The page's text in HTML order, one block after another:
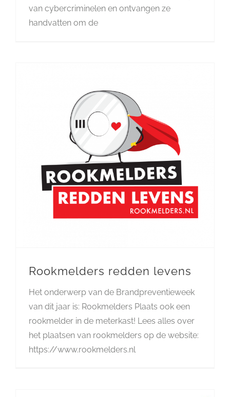
van cybercriminelen en ontvangen ze
handvatten om de
Rookmelders redden levens
Het onderwerp van de Brandpreventieweek
van dit jaar is: Rookmelders Plaats ook een
rookmelder in de meterkast! Lees alles over
het plaatsen van rookmelders op de website:
https://www.rookmelders.nl